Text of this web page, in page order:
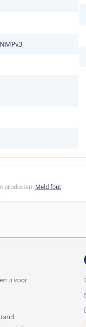
producten. Meld fout
u voor